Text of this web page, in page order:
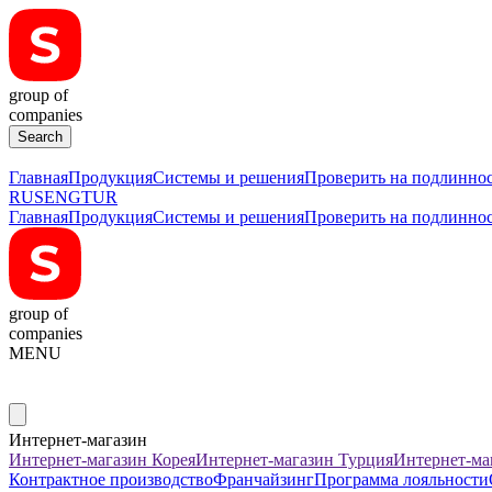
group of
companies
ГлавнаяПродукцияСистемы и решенияПроверить на
RUSENGTUR
ГлавнаяПродукцияСистемы и решенияПроверить на
group of
companies
MENU
Интернет-магазин
Интернет-магазин КореяИнтернет-магазин ТурцияИнтернет-
Контрактное производствоФранчайзингПрограмма лояльности